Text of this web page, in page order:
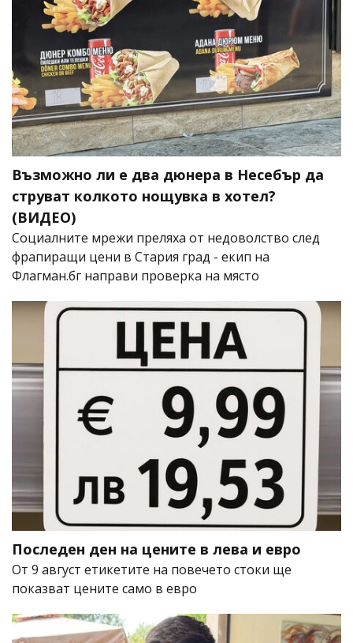
Възможно ли е два дюнера в Несебър да
струват колкото нощувка в хотел?
(ВИДЕО)
Социалните мрежи преляха от недоволство след
фрапиращи цени в Стария град - екип на
Флагман.бг направи проверка на място
Последен ден на цените в лева и евро
От 9 август етикетите на повечето стоки ще
показват цените само в евро